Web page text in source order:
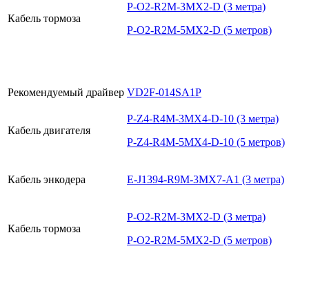
Кабель тормоза
P-O2-R2M-3MX2-D (3 метра)
P-O2-R2M-5MX2-D (5 метров)
Рекомендуемый драйвер VD2F-014SA1P
Кабель двигателя
P-Z4-R4M-3MX4-D-10 (3 метра)
P-Z4-R4M-5MX4-D-10 (5 метров)
Кабель энкодера E-J1394-R9M-3MX7-A1 (3 метра)
Кабель тормоза
P-O2-R2M-3MX2-D (3 метра)
P-O2-R2M-5MX2-D (5 метров)